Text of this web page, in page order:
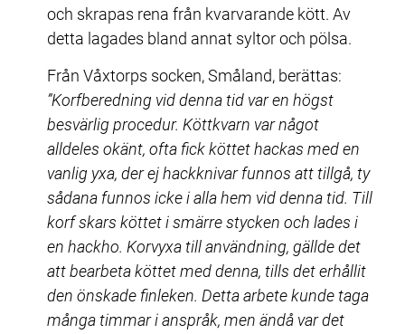
och skrapas rena från kvarvarande kött. Av
detta lagades bland annat syltor och pölsa.
”Korfberedning vid denna tid var en högst
besvärlig procedur. Köttkvarn var något
alldeles okänt, ofta fick köttet hackas med en
vanlig yxa, der ej hackknivar funnos att tillgå, ty
sådana funnos icke i alla hem vid denna tid. Till
korf skars köttet i smärre stycken och lades i
en hackho. Korvyxa till användning, gällde det
att bearbeta köttet med denna, tills det erhållit
den önskade finleken. Detta arbete kunde taga
många timmar i anspråk, men ändå var det